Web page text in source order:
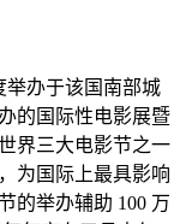
举办于该国南部城
的国际性电影展暨
界三大电影节之一
为国际上最具影响
的举办辅助 100 万